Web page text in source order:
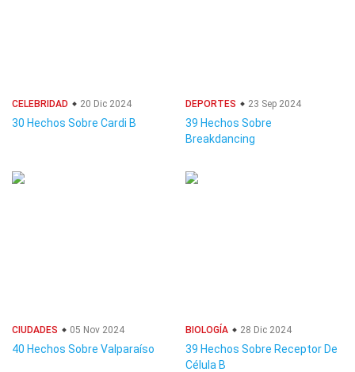
CELEBRIDAD 20 Dic 2024
30 Hechos Sobre Cardi B
DEPORTES 23 Sep 2024
39 Hechos Sobre
Breakdancing
CIUDADES 05 Nov 2024
40 Hechos Sobre Valparaíso
BIOLOGÍA 28 Dic 2024
39 Hechos Sobre Receptor De
Célula B